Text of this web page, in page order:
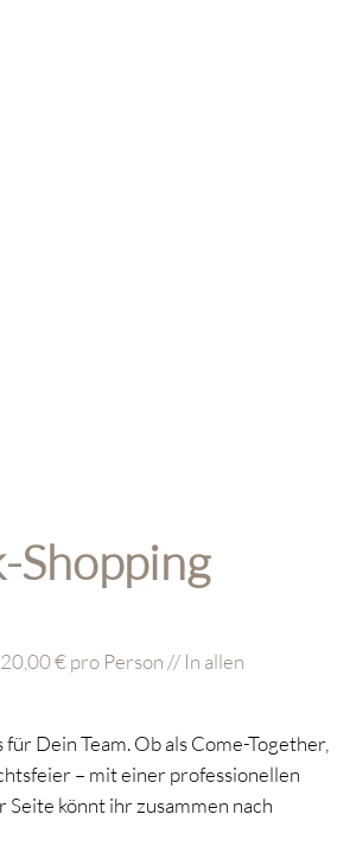
€ pro Person // In allen
Dein Team. Ob als Come-Together,
– mit einer professionellen
könnt ihr zusammen nach